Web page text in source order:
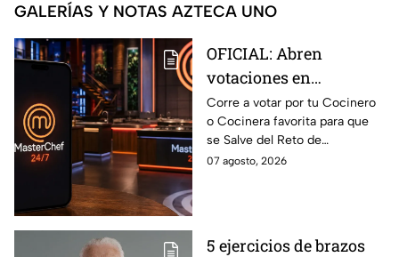
GALERÍAS Y NOTAS AZTECA UNO
OFICIAL: Abren
votaciones en
MasterChef 24/7 para
que salves a un
Cocinero del Reto de
Eliminación de este
Corre a votar por tu Cocinero
o Cocinera favorita para que
se Salve del Reto de
Eliminación de MasterChef
07 agosto, 2026
5 ejercicios de brazos